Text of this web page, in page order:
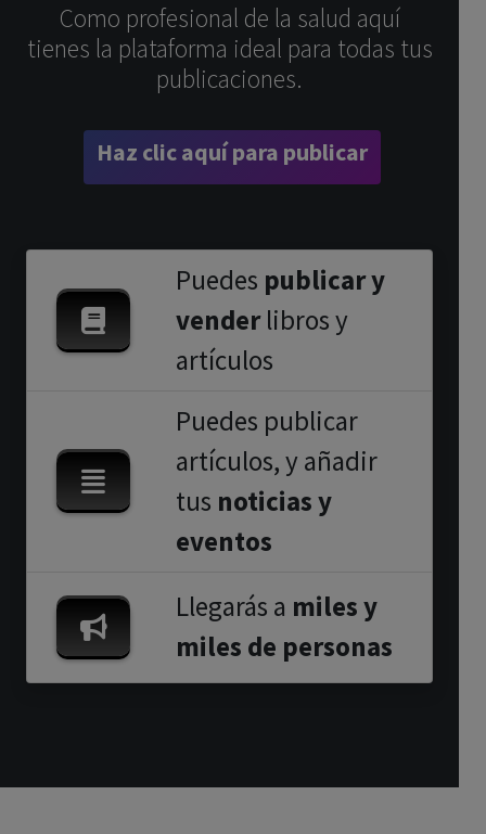
Como profesional de la salud aquí
tienes la plataforma ideal para todas tus
publicaciones.
Haz clic aquí para publicar
Puedes publicar y
venderlibros y
artículos
Puedes publicar
artículos, y añadir
tus noticias y
eventos
Llegarás a miles y
miles de personas